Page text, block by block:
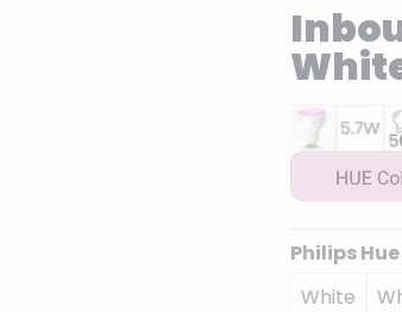
Philips
White